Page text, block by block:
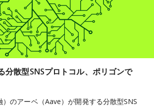
分散型SNSプロトコル、ポリゴンで
のアーベ（Aave）が開発する分散型SNS